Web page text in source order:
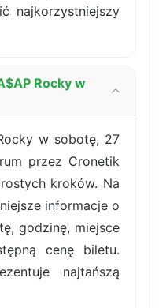
najkorzystniejszy
Rocky w
w sobotę, 27
przez Cronetik
kroków. Na
informacje o
godzinę, miejsce
cenę biletu.
najtańszą